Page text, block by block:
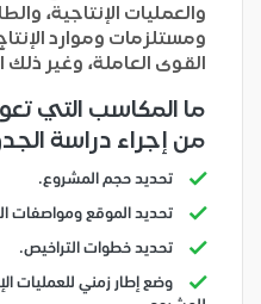
والعمليات الإنتاجية،
ومستلزمات وموارد
القوى العاملة، وغير ذلك
ما المكاسب التي
من إجراء دراسة
تحديد حجم المشروع.
تحديد الموقع ومواصفات
تحديد خطوات التراخيص.
وضع إطار زمني للعمليات